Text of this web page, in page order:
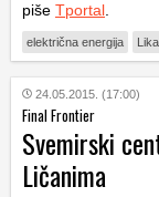
piše Tportal.
električna energija Lika
24.05.2015. (17:00)
Final Frontier
Svemirski
Ličanima